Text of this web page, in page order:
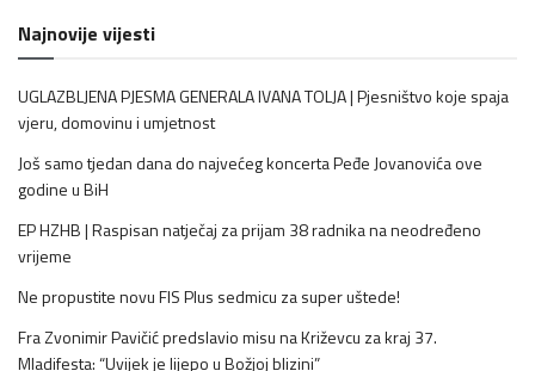
Najnovije vijesti
UGLAZBLJENA PJESMA GENERALA IVANA TOLJA | Pjesništvo koje spaja
vjeru, domovinu i umjetnost
Još samo tjedan dana do najvećeg koncerta Peđe Jovanovića ove
godine u BiH
EP HZHB | Raspisan natječaj za prijam 38 radnika na neodređeno
vrijeme
Ne propustite novu FIS Plus sedmicu za super uštede!
Fra Zvonimir Pavičić predslavio misu na Križevcu za kraj 37.
Mladifesta: “Uvijek je lijepo u Božjoj blizini”